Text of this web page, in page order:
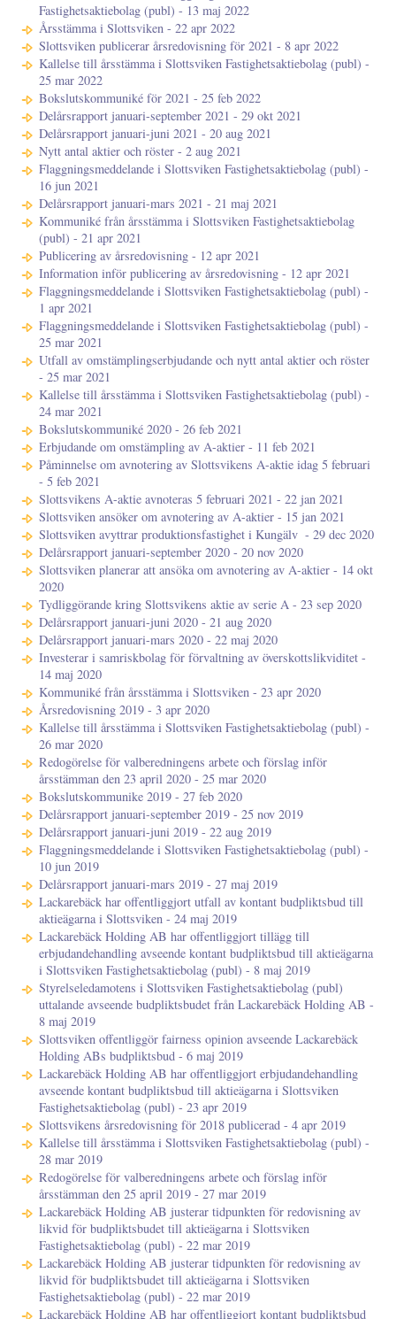
Fastighetsaktiebolag (publ) - 13 maj 2022
Årsstämma i Slottsviken - 22 apr 2022
Slottsviken publicerar årsredovisning för 2021 - 8 apr 2022
Kallelse till årsstämma i Slottsviken Fastighetsaktiebolag (publ) -
25 mar 2022
Bokslutskommuniké för 2021 - 25 feb 2022
Delårsrapport januari-september 2021 - 29 okt 2021
Delårsrapport januari-juni 2021 - 20 aug 2021
Nytt antal aktier och röster - 2 aug 2021
Flaggningsmeddelande i Slottsviken Fastighetsaktiebolag (publ) -
16 jun 2021
Delårsrapport januari-mars 2021 - 21 maj 2021
Kommuniké från årsstämma i Slottsviken Fastighetsaktiebolag
(publ) - 21 apr 2021
Publicering av årsredovisning - 12 apr 2021
Information inför publicering av årsredovisning - 12 apr 2021
Flaggningsmeddelande i Slottsviken Fastighetsaktiebolag (publ) -
1 apr 2021
Flaggningsmeddelande i Slottsviken Fastighetsaktiebolag (publ) -
25 mar 2021
Utfall av omstämplingserbjudande och nytt antal aktier och röster
- 25 mar 2021
Kallelse till årsstämma i Slottsviken Fastighetsaktiebolag (publ) -
24 mar 2021
Bokslutskommuniké 2020 - 26 feb 2021
Erbjudande om omstämpling av A-aktier - 11 feb 2021
Påminnelse om avnotering av Slottsvikens A-aktie idag 5 februari
- 5 feb 2021
Slottsvikens A-aktie avnoteras 5 februari 2021 - 22 jan 2021
Slottsviken ansöker om avnotering av A-aktier - 15 jan 2021
Slottsviken avyttrar produktionsfastighet i Kungälv ​​​​​​​ - 29 dec 2020
Delårsrapport januari-september 2020 - 20 nov 2020
Slottsviken planerar att ansöka om avnotering av A-aktier - 14 okt
2020
Tydliggörande kring Slottsvikens aktie av serie A - 23 sep 2020
Delårsrapport januari-juni 2020 - 21 aug 2020
Delårsrapport januari-mars 2020 - 22 maj 2020
Investerar i samriskbolag för förvaltning av överskottslikviditet -
14 maj 2020
Kommuniké från årsstämma i Slottsviken - 23 apr 2020
Årsredovisning 2019 - 3 apr 2020
Kallelse till årsstämma i Slottsviken Fastighetsaktiebolag (publ) -
26 mar 2020
Redogörelse för valberedningens arbete och förslag inför
årsstämman den 23 april 2020 - 25 mar 2020
Bokslutskommunike 2019 - 27 feb 2020
Delårsrapport januari-september 2019 - 25 nov 2019
Delårsrapport januari-juni 2019 - 22 aug 2019
Flaggningsmeddelande i Slottsviken Fastighetsaktiebolag (publ) -
10 jun 2019
Delårsrapport januari-mars 2019 - 27 maj 2019
Lackarebäck har offentliggjort utfall av kontant budpliktsbud till
aktieägarna i Slottsviken - 24 maj 2019
Lackarebäck Holding AB har offentliggjort tillägg till
erbjudandehandling avseende kontant budpliktsbud till aktieägarna
i Slottsviken Fastighetsaktiebolag (publ) - 8 maj 2019
Styrelseledamotens i Slottsviken Fastighetsaktiebolag (publ)
uttalande avseende budpliktsbudet från Lackarebäck Holding AB -
8 maj 2019
Slottsviken offentliggör fairness opinion avseende Lackarebäck
Holding ABs budpliktsbud - 6 maj 2019
Lackarebäck Holding AB har offentliggjort erbjudandehandling
avseende kontant budpliktsbud till aktieägarna i Slottsviken
Fastighetsaktiebolag (publ) - 23 apr 2019
Slottsvikens årsredovisning för 2018 publicerad - 4 apr 2019
Kallelse till årsstämma i Slottsviken Fastighetsaktiebolag (publ) -
28 mar 2019
Redogörelse för valberedningens arbete och förslag inför
årsstämman den 25 april 2019 - 27 mar 2019
Lackarebäck Holding AB justerar tidpunkten för redovisning av
likvid för budpliktsbudet till aktieägarna i Slottsviken
Fastighetsaktiebolag (publ) - 22 mar 2019
Lackarebäck Holding AB justerar tidpunkten för redovisning av
likvid för budpliktsbudet till aktieägarna i Slottsviken
Fastighetsaktiebolag (publ) - 22 mar 2019
Lackarebäck Holding AB har offentliggjort kontant budpliktsbud